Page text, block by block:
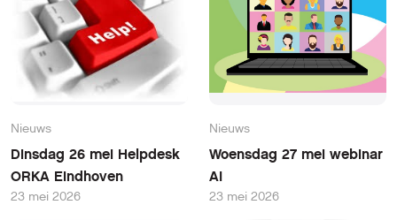
Nieuws
Dinsdag 26 mei Helpdesk
ORKA Eindhoven
23 mei 2026
Nieuws
Woensdag 27 mei webinar
AI
23 mei 2026